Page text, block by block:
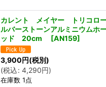
カレント メイヤー トリコロ
ルバーストーンアルミニウムホ
ッド 20cm
[AN159]
3,900円(税別)
(税込: 4,290円)
在庫数 1点